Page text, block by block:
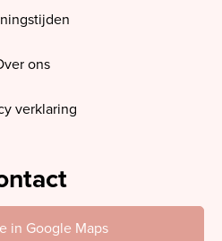
ons
verklaring
in Google Maps